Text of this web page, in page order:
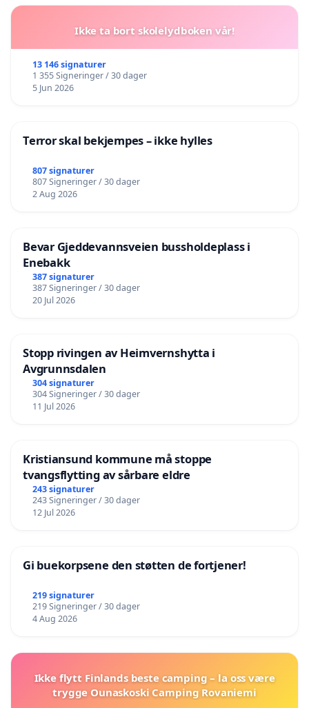
Ikke ta bort skolelydboken vår!
13 146 signaturer
1 355 Signeringer / 30 dager
5 Jun 2026
Terror skal bekjempes – ikke hylles
807 signaturer
807 Signeringer / 30 dager
2 Aug 2026
Bevar Gjeddevannsveien bussholdeplass i
Enebakk
387 signaturer
387 Signeringer / 30 dager
20 Jul 2026
Stopp rivingen av Heimvernshytta i
Avgrunnsdalen
304 signaturer
304 Signeringer / 30 dager
11 Jul 2026
Kristiansund kommune må stoppe
tvangsflytting av sårbare eldre
243 signaturer
243 Signeringer / 30 dager
12 Jul 2026
Gi buekorpsene den støtten de fortjener!
219 signaturer
219 Signeringer / 30 dager
4 Aug 2026
Ikke flytt Finlands beste camping – la oss være
trygge Ounaskoski Camping Rovaniemi